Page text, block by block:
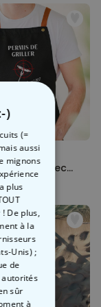
cuisine
BBQ avec
)
(=
aussi
mignons
plus
! De plus,
à la
Unis) ;
de
autorités
sûr
à